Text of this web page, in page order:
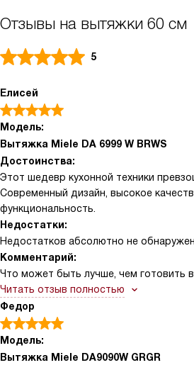
Отзывы на вытяжки 60 см
5
Елисей
Модель:
Вытяжка Miele DA 6999 W BRWS
Достоинства:
Этот шедевр кухонной техники
Современный дизайн, высокое
функциональность.
Недостатки:
Недостатков абсолютно не
Комментарий:
Что может быть лучше, чем готовить
воздухе на своей кухне? Этот девайс
помощником в моей кухне. Управление
кнопки со светодиодной подсветкой и
переключатели просто восторг!
Интенсивная ступень мощности и
Читать отзыв полностью
Федор
Модель:
Вытяжка Miele DA9090W GRGR